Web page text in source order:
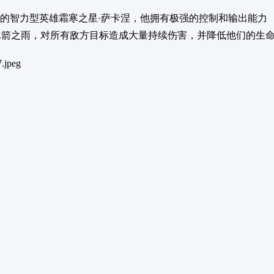
智力型英雄霜寒之星·萨卡涅，他拥有极强的控制和输出能力
之雨，对所有敌方目标造成大量持续伤害，并降低他们的生